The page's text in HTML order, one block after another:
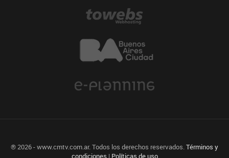
® 2026 - www.cmtv.com.ar. Todos los derechos reservados.Términos y
condiciones | Políticas de uso